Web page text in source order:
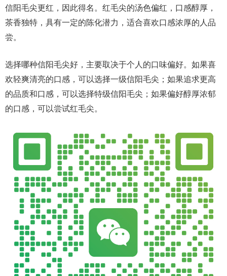
信阳毛尖更红，因此得名。红毛尖的汤色偏红，口感醇厚，
茶香独特，具有一定的陈化潜力，适合喜欢口感浓厚的人品
尝。
选择哪种信阳毛尖好，主要取决于个人的口味偏好。如果喜
欢轻爽清亮的口感，可以选择一级信阳毛尖；如果追求更高
的品质和口感，可以选择特级信阳毛尖；如果偏好醇厚浓郁
的口感，可以尝试红毛尖。